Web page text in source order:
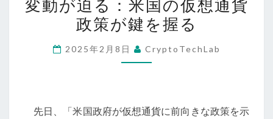
ト
コ
ン
的
変動が迫る：米国の仮想通貨
政策が鍵を握る
2025年2月8日 CryptoTechLab
先日、「米国政府が仮想通貨に前向きな政策を示